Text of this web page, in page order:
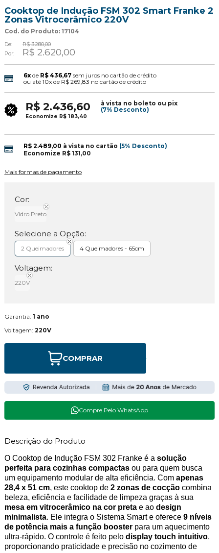
Cooktop de Indução FSM 302 Smart Franke 2
Zonas Vitrocerâmico 220V
Cod. do Produto: 17104
De:
R$ 3.280,00
Por:
R$ 2.620,00
6xde R$ 436,67 sem juros no cartão de crédito
ou até 10xde R$ 269,83 no cartão de crédito
R$ 2.436,60
à vista no boleto ou pix
(7% Desconto)
Economize R$ 183,40
R$ 2.489,00 à vista no cartão (5% Desconto)
Economize R$ 131,00
Mais formas de pagamento
Cor:
Vidro Preto
Selecione a Opção:
2 Queimadores 4 Queimadores - 65cm
Voltagem:
220V
Garantia: 1 ano
Voltagem: 220V
COMPRAR
Compre Pelo WhatsApp
Descrição do Produto
O Cooktop de Indução FSM 302 Franke é a solução
perfeita para cozinhas compactasou para quem busca
um equipamento modular de alta eficiência. Com apenas
28,4 x 51 cm, este cooktop de 2 zonas de cocçãocombina
beleza, eficiência e facilidade de limpeza graças à sua
mesa em vitrocerâmico na cor pretae ao design
minimalista. Ele integra o Sistema Smart e oferece 9 níveis
de potência mais a função boosterpara um aquecimento
ultra-rápido. O controle é feito pelo display touch intuitivo,
proporcionando praticidade e precisão no cozimento de